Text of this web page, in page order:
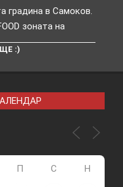
градина в Самоков.
зоната на
:)
П С Н